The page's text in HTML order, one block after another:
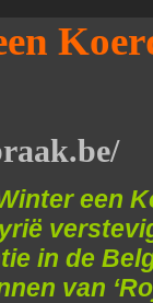
een
in de
van